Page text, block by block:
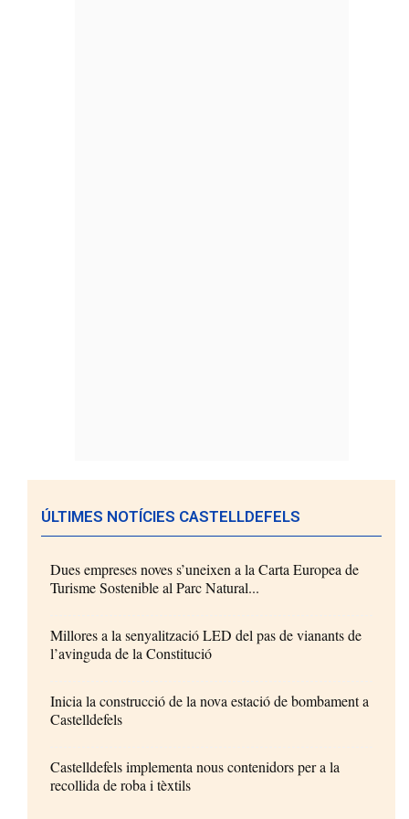
ÚLTIMES NOTÍCIES CASTELLDEFELS
Dues empreses noves s’uneixen a la Carta Europea de
Turisme Sostenible al Parc Natural...
Millores a la senyalització LED del pas de vianants de
l’avinguda de la Constitució
Inicia la construcció de la nova estació de bombament a
Castelldefels
Castelldefels implementa nous contenidors per a la
recollida de roba i tèxtils